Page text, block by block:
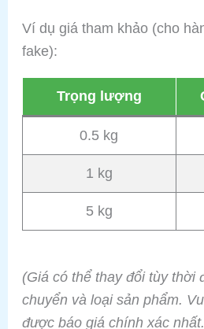
Ví dụ giá tham khảo (cho
fake):
Trọng lượng
0.5 kg
1 kg
5 kg
(Giá có thể thay đổi tùy thời
chuyển và loại sản phẩm.
được báo giá chính xác